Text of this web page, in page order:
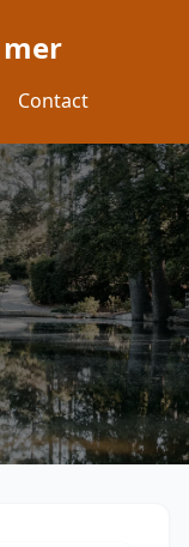
Contact